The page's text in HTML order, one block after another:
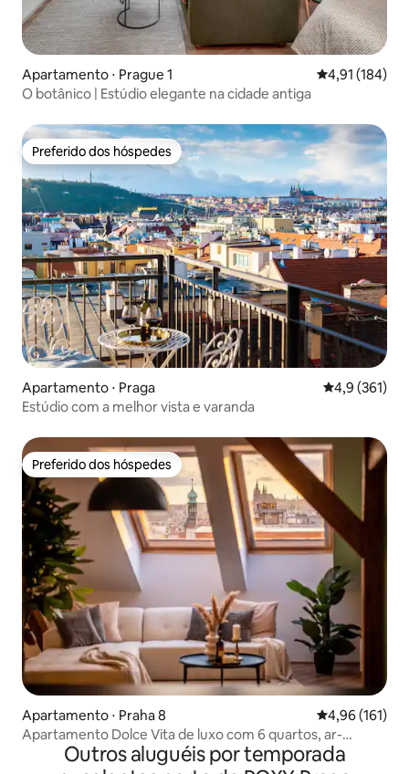
Apartamento ⋅ Prague 1 4,91 de uma
4,91 (184)
O botânico | Estúdio elegante na cidade antiga
Preferido dos hóspedes
Preferido dos hóspedes
Apartamento ⋅ Praga 4,9 de uma
4,9 (361)
Estúdio com a melhor vista e varanda
Preferido dos hóspedes
Preferido dos hóspedes
Apartamento ⋅ Praha 8 4,96 de uma
4,96 (161)
Apartamento Dolce Vita de luxo com 6 quartos, ar-
condicionado e vista para o castelo
Outros aluguéis por temporada